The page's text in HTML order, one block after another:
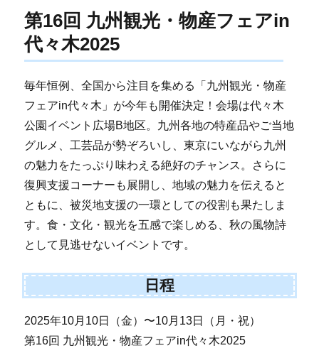
第16回 九州観光・物産フェアin
代々木2025
毎年恒例、全国から注目を集める「九州観光・物産
フェアin代々木」が今年も開催決定！会場は代々木
公園イベント広場B地区。九州各地の特産品やご当地
グルメ、工芸品が勢ぞろいし、東京にいながら九州
の魅力をたっぷり味わえる絶好のチャンス。さらに
復興支援コーナーも展開し、地域の魅力を伝えると
ともに、被災地支援の一環としての役割も果たしま
す。食・文化・観光を五感で楽しめる、秋の風物詩
として見逃せないイベントです。
日程
2025年10月10日（金）〜10月13日（月・祝）
第16回 九州観光・物産フェアin代々木2025